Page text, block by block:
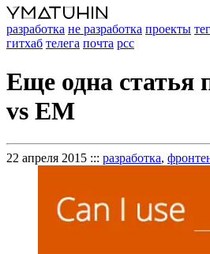
разработка не разработка проекты
гитхаб телега почта рсс
Еще одна статья
vs EM
22 апреля 2015 ::: разработка,